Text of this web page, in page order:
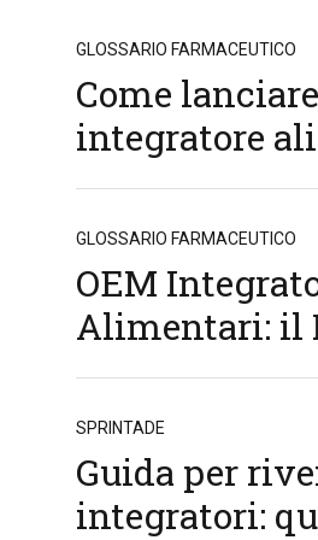
GLOSSARIO FARMACEUTICO
Come
integratore
2026: costi,
tempi reali
GLOSSARIO FARMACEUTICO
OEM
Alimentari: il
Strategico
del Tuo
SPRINTADE
Guida per
integratori: